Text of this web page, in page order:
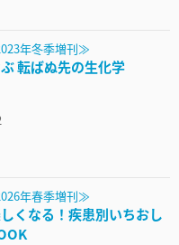
年冬季増刊≫
転ばぬ先の生化学
年春季増刊≫
くなる！疾患別いちおし